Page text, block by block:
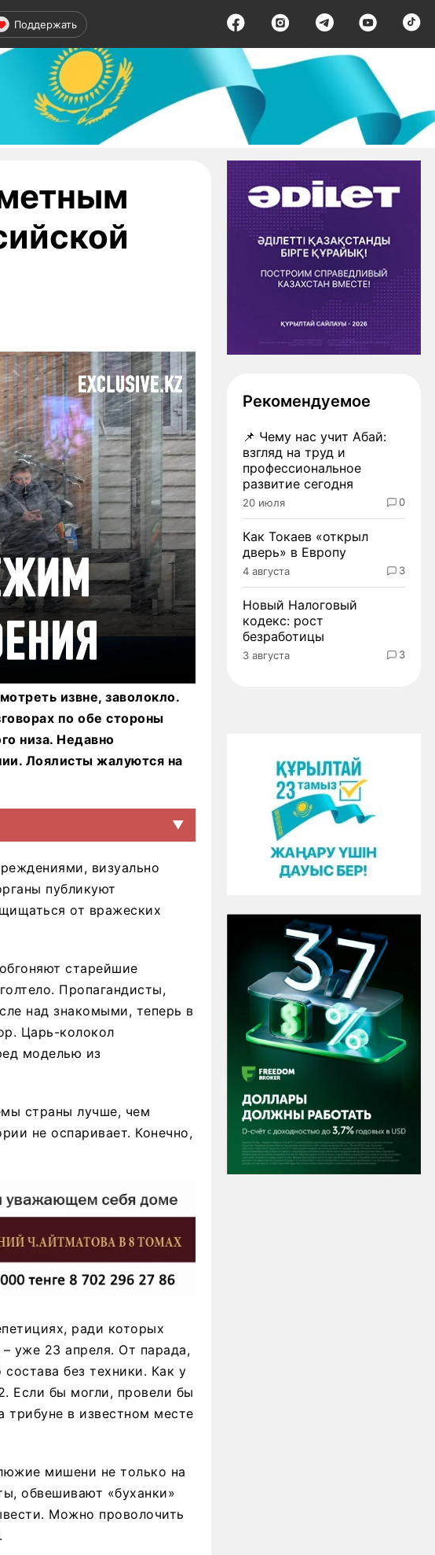
Поддержать
извне, заволокло.
по обе стороны
низа. Недавно
Лоялисты жалуются на
▼
визуально
публикуют
от вражеских
старейшие
Пропагандисты,
над знакомыми, теперь в
Царь-колокол
моделью из
страны лучше, чем
не оспаривает. Конечно,
ради которых
уже 23 апреля. От парада,
без техники. Как у
Если бы могли, провели бы
трибуне в известном месте
мишени не только на
обвешивают «буханки»
Можно проволочить
Рекомендуемое
📌 Чему нас учит Абай:
взгляд на труд и
профессиональное
развитие сегодня
20 июля 0
Как Токаев «открыл
дверь» в Европу
4 августа 3
Новый Налоговый
кодекс: рост
безработицы
3 августа 3